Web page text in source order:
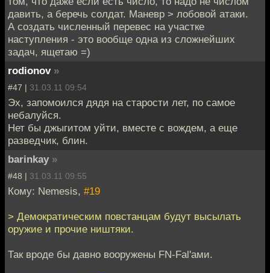
давить, а беречь солдат. Маневр > лобовой атаки.
А создать численный перевес на участке
наступления - это вообще одна из сложнейших
задач, ящетаю =)
rodionov »
#47 | 31.03.11 09:54
Эх, запомоился дядя на старости лет, по самое
небалуйся.
Нет бы джыгитом уйти, вместе с вождем, а еще
разведчик, блин.
barinkay »
#48 | 31.03.11 09:55
Кому: Nemesis, #19
> Демократическим повстанцам будут высылать
оружие и прочие ништяки.
Так вроде бы давно вооружены FN-Fal'ами.